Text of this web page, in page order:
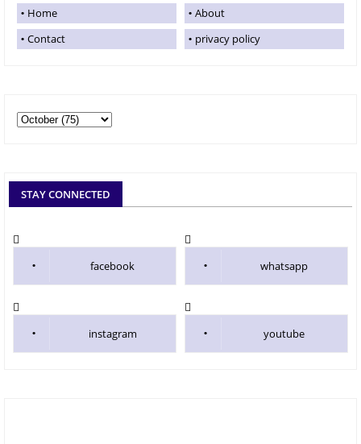
Home
About
Contact
privacy policy
STAY CONNECTED
facebook whatsapp
instagram youtube